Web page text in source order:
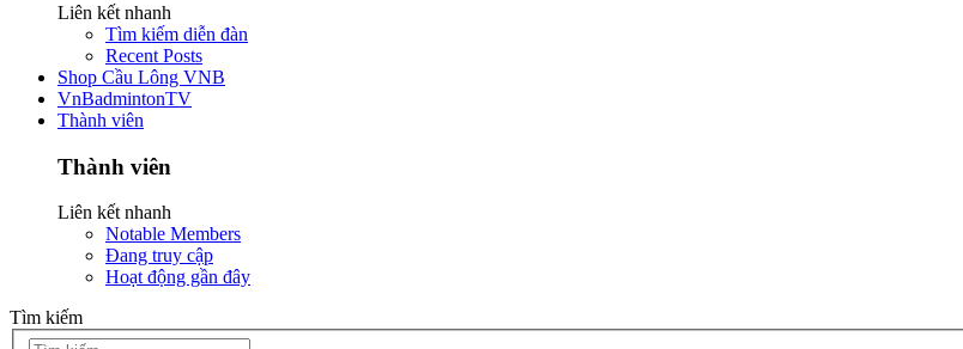
Liên kết nhanh
Tìm kiếm diễn đàn
Recent Posts
Shop Cầu Lông VNB
VnBadmintonTV
Thành viên
Thành viên
Liên kết nhanh
Notable Members
Đang truy cập
Hoạt động gần đây
Tìm kiếm